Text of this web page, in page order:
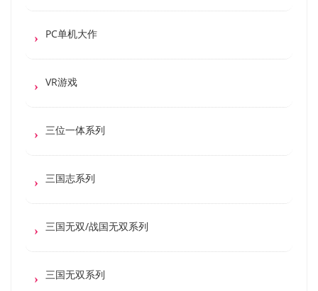
PC单机大作
VR游戏
三位一体系列
三国志系列
三国无双/战国无双系列
三国无双系列